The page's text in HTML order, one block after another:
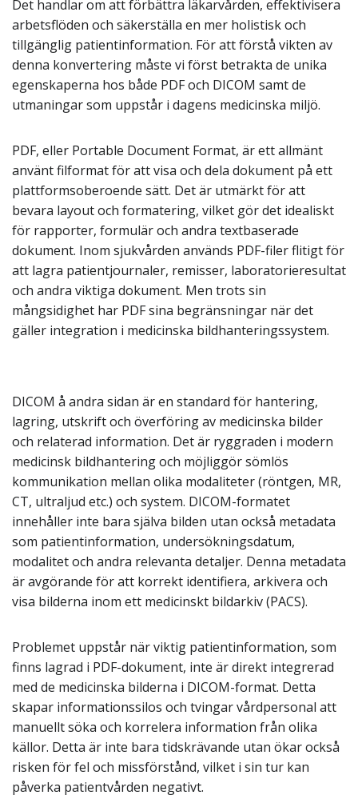
Det handlar om att förbättra läkarvården, effektivisera
arbetsflöden och säkerställa en mer holistisk och
tillgänglig patientinformation. För att förstå vikten av
denna konvertering måste vi först betrakta de unika
egenskaperna hos både PDF och DICOM samt de
utmaningar som uppstår i dagens medicinska miljö.
PDF, eller Portable Document Format, är ett allmänt
använt filformat för att visa och dela dokument på ett
plattformsoberoende sätt. Det är utmärkt för att
bevara layout och formatering, vilket gör det idealiskt
för rapporter, formulär och andra textbaserade
dokument. Inom sjukvården används PDF-filer flitigt för
att lagra patientjournaler, remisser, laboratorieresultat
och andra viktiga dokument. Men trots sin
mångsidighet har PDF sina begränsningar när det
gäller integration i medicinska bildhanteringssystem.
DICOM å andra sidan är en standard för hantering,
lagring, utskrift och överföring av medicinska bilder
och relaterad information. Det är ryggraden i modern
medicinsk bildhantering och möjliggör sömlös
kommunikation mellan olika modaliteter (röntgen, MR,
CT, ultraljud etc.) och system. DICOM-formatet
innehåller inte bara själva bilden utan också metadata
som patientinformation, undersökningsdatum,
modalitet och andra relevanta detaljer. Denna metadata
är avgörande för att korrekt identifiera, arkivera och
visa bilderna inom ett medicinskt bildarkiv (PACS).
Problemet uppstår när viktig patientinformation, som
finns lagrad i PDF-dokument, inte är direkt integrerad
med de medicinska bilderna i DICOM-format. Detta
skapar informationssilos och tvingar vårdpersonal att
manuellt söka och korrelera information från olika
källor. Detta är inte bara tidskrävande utan ökar också
risken för fel och missförstånd, vilket i sin tur kan
påverka patientvården negativt.